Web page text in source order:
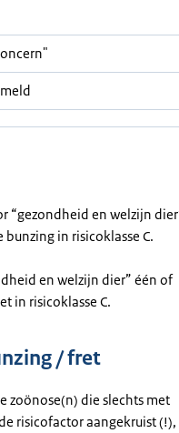
“gezondheid en welzijn
in risicoklasse C.
en welzijn dier” één of
in risicoklasse C.
/ fret
zoönose(n) die slechts met
risicofactor aangekruist (!),